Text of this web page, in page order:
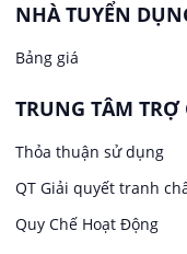
In ấn / Xuất bản
Kế toán
Lao Động Phổ Thông
Việc làm tại Long
Việc làm tại Hưng Phú
Việc làm tại Thới
NHÀ TUYỂN
Bảng giá
TRUNG TÂM TRỢ
Thỏa thuận sử dụng
QT Giải quyết tranh
Quy Chế Hoạt Động